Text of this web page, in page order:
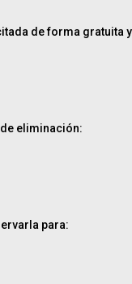
de forma gratuita
eliminación:
para: